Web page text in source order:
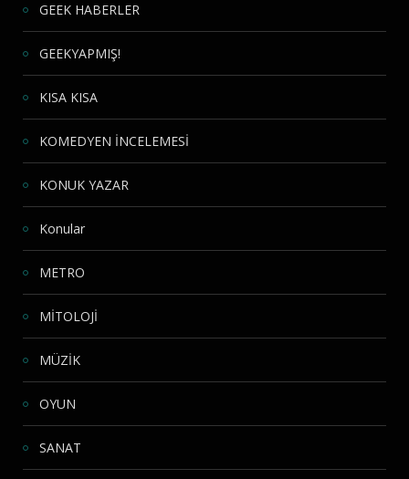
GEEK HABERLER
GEEKYAPMIŞ!
KISA KISA
KOMEDYEN İNCELEMESİ
KONUK YAZAR
Konular
METRO
MİTOLOJİ
MÜZİK
OYUN
SANAT